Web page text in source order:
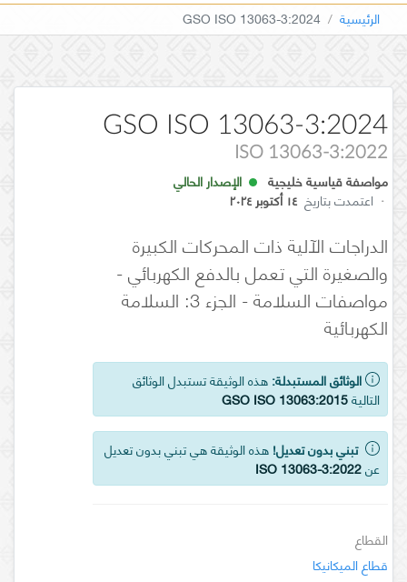
الرئيسية GSO ISO 13063-3:2024
GSO ISO 13063-3:2024
ISO 13063-3:2022
مواصفة قياسية خليجية
الإصدار الحالي
· اعتمدت بتاريخ ١٤ أكتوبر ٢٠٢٤
الدراجات الآلية ذات المحركات الكبيرة
والصغيرة التي تعمل بالدفع الكهربائي -
مواصفات السلامة - الجزء 3: السلامة
الكهربائية
الوثائق المستبدلة: هذه الوثيقة تستبدل الوثائق
التاليةGSO ISO 13063:2015
تبني بدون تعديل! هذه الوثيقة هي تبني بدون تعديل
عنISO 13063-3:2022
القطاع
قطاع الميكانيكا